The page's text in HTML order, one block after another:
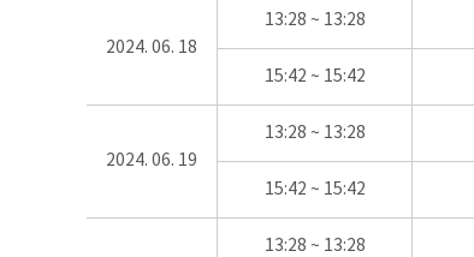
2024. 06. 18
13:28 ~ 13:28
15:42 ~ 15:42
2024. 06. 19
13:28 ~ 13:28
15:42 ~ 15:42
13:28 ~ 13:28